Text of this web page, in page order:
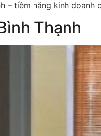
– tiềm năng kinh
Thạnh